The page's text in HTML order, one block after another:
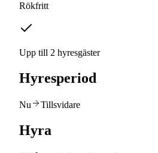
Rökfritt
Upp till 2 hyresgäster
Hyresperiod
Nu Tillsvidare
Hyra